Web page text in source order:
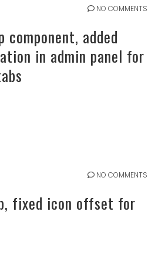
NO COMMENTS
component, added
in admin panel for
NO COMMENTS
fixed icon offset for